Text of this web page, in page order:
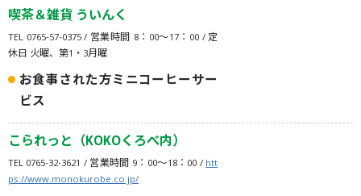
喫茶＆雑貨 ういんく
TEL 0765-57-0375 / 営業時間 8：00～17：00 / 定
休日 火曜、第1・3月曜
お食事された方ミニコーヒーサー
ビス
こられっと（KOKOくろべ内）
TEL 0765-32-3621 / 営業時間 9：00～18：00 /htt
ps://www.monokurobe.co.jp/